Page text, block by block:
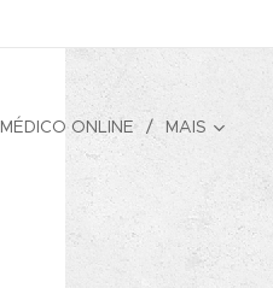
MÉDICO ONLINE MAIS